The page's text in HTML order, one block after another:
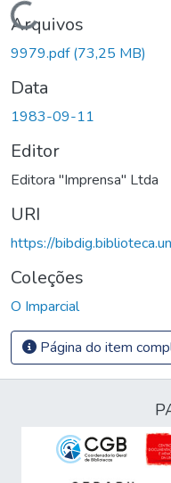
Carregando...
Arquivos
9979.pdf(73,25 MB)
Data
1983-09-11
Editor
Editora "Imprensa" Ltda
URI
https://
Coleções
O Imparcial
Página do item